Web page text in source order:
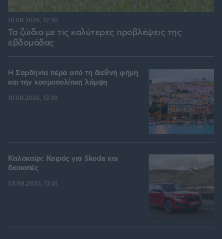
Τα ζώδια με τις καλύτερες προβλέψεις της
εβδομάδας
10.08.2026, 12:30
Η Σαρδηνία πέρα από τη διεθνή φήμη
και την κοσμοπολίτικη λάμψη
10.08.2026, 13:39
Καλοκαίρι: Καιρός για Skoda και
διακοπές
03.08.2026, 13:41